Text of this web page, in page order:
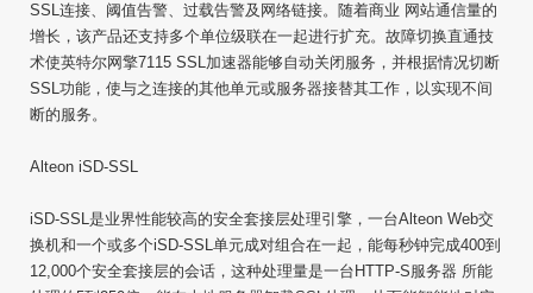
SSL连接、阈值告警、过载告警及网络链接。随着商业 网站通信量的
增长，该产品还支持多个单位级联在一起进行扩充。故障切换直通技
术使英特尔网擎7115 SSL加速器能够自动关闭服务，并根据情况切断
SSL功能，使与之连接的其他单元或服务器接替其工作，以实现不间
断的服务。
Alteon iSD-SSL
iSD-SSL是业界性能较高的安全套接层处理引擎，一台Alteon Web交
换机和一个或多个iSD-SSL单元成对组合在一起，能每秒钟完成400到
12,000个安全套接层的会话，这种处理量是一台HTTP-S服务器 所能